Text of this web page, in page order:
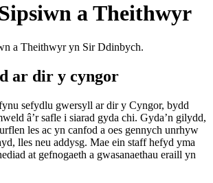
a Theithwyr
a Theithwyr yn Sir Ddinbych.
ar dir y cyngor
sefydlu gwersyll ar dir y Cyngor, bydd
â’r safle i siarad gyda chi. Gyda’n gilydd,
les ac yn canfod a oes gennych unrhyw
lles neu addysg. Mae ein staff hefyd yma
at gefnogaeth a gwasanaethau eraill yn